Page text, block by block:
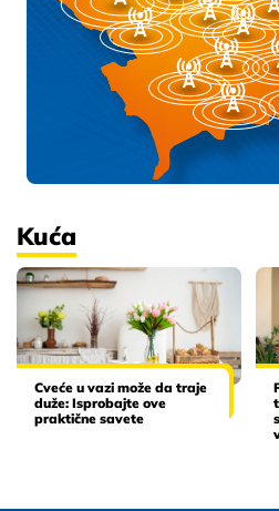
Kuća
Cveće u vazi može da traje
duže: Isprobajte ove
praktične savete